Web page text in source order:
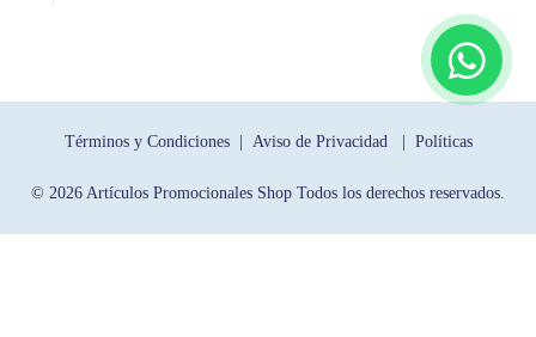
Términos y Condiciones | Aviso de Privacidad | Políticas
© 2026 Artículos Promocionales Shop Todos los derechos reservados.